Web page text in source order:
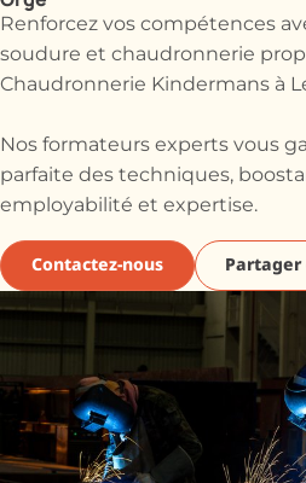
Renforcez vos compétences
soudure et chaudronnerie
Chaudronnerie Kindermans à
Nos formateurs experts vous
parfaite des techniques,
employabilité et expertise.
Contactez-nous